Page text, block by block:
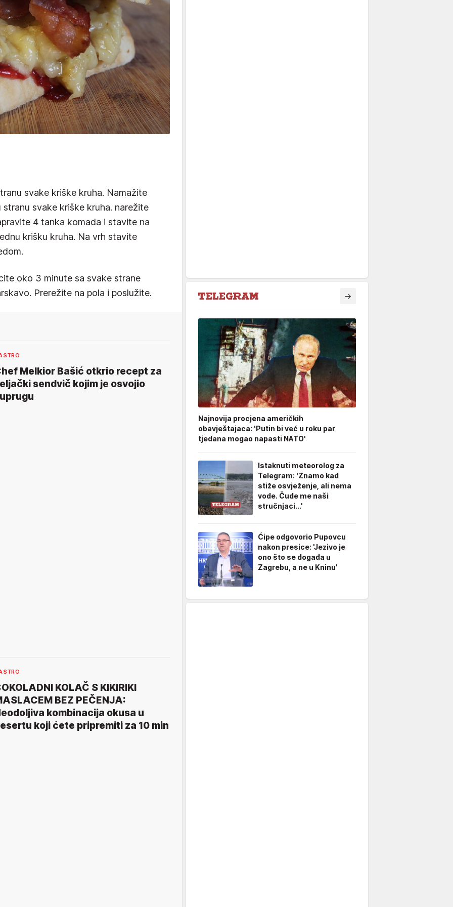
svake kriške kruha. Namažite
svake kriške kruha. narežite
4 tanka komada i stavite na
krišku kruha. Na vrh stavite
oko 3 minute sa svake strane
Prerežite na pola i poslužite.
Melkior Bašić otkrio recept za
sendvič kojim je osvojio
KOLAČ S KIKIRIKI
BEZ PEČENJA:
kombinacija okusa u
koji ćete pripremiti za 10 min
Najnovija procjena američkih
obavještajaca: 'Putin bi već u roku par
tjedana mogao napasti NATO'
Istaknuti meteorolog za
Telegram: 'Znamo kad
stiže osvježenje, ali nema
vode. Čude me naši
stručnjaci...'
Ćipe odgovorio Pupovcu
nakon presice: 'Jezivo je
ono što se događa u
Zagrebu, a ne u Kninu'